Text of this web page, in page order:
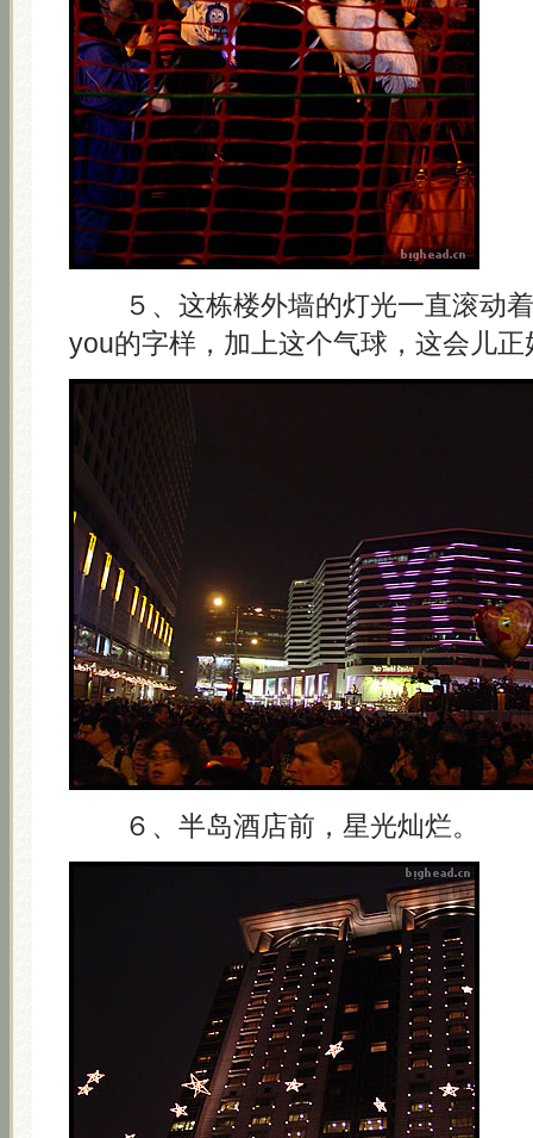
５、这栋楼外墙的灯光一直滚动着
you的字样，加上这个气球，这会儿
６、半岛酒店前，星光灿烂。